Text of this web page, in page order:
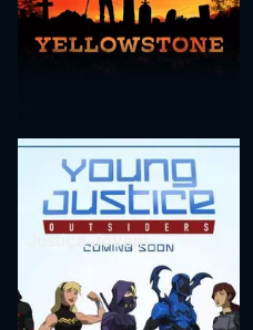
Justiça Jovem